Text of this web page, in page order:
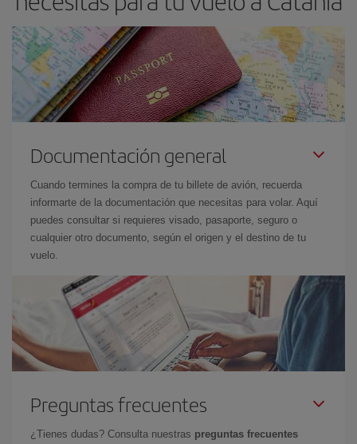
Documentación general
Cuando termines la compra de tu billete de avión, recuerda
informarte de la documentación que necesitas para volar. Aquí
puedes consultar si requieres visado, pasaporte, seguro o
cualquier otro documento, según el origen y el destino de tu
vuelo.
Preguntas frecuentes
¿Tienes dudas? Consulta nuestras preguntas frecuentes